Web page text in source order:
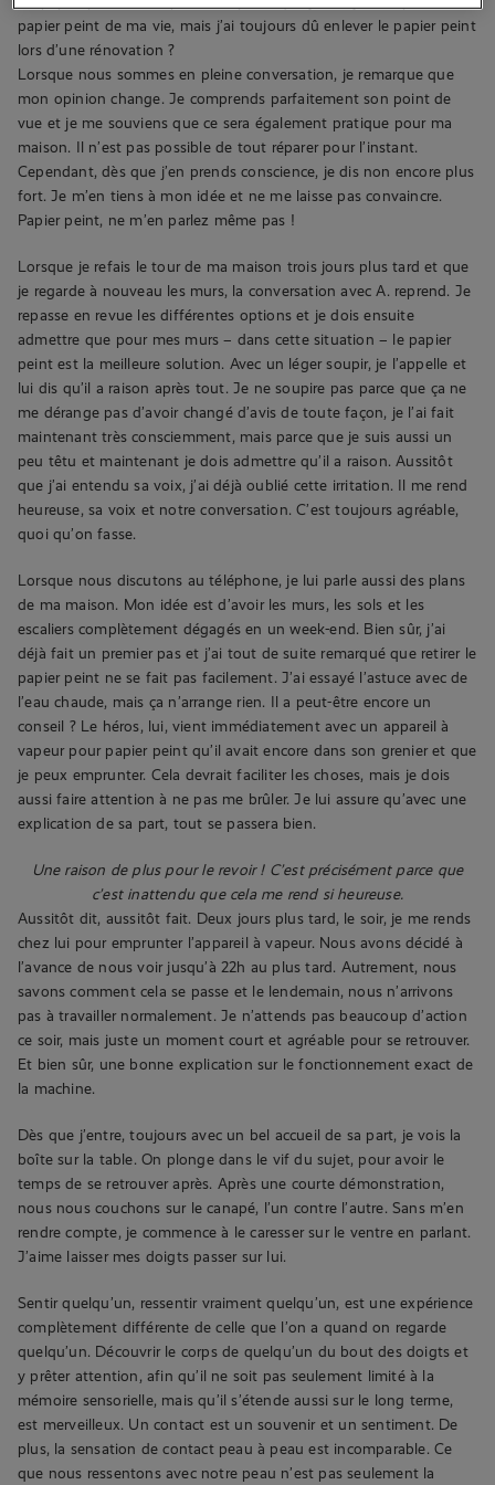
papier peint de ma vie, mais j’ai toujours dû enlever le papier peint
lors d’une rénovation ?
Lorsque nous sommes en pleine conversation, je remarque que
mon opinion change. Je comprends parfaitement son point de
vue et je me souviens que ce sera également pratique pour ma
maison. Il n’est pas possible de tout réparer pour l’instant.
Cependant, dès que j’en prends conscience, je dis non encore plus
fort. Je m’en tiens à mon idée et ne me laisse pas convaincre.
Papier peint, ne m’en parlez même pas !
Lorsque je refais le tour de ma maison trois jours plus tard et que
je regarde à nouveau les murs, la conversation avec A. reprend. Je
repasse en revue les différentes options et je dois ensuite
admettre que pour mes murs – dans cette situation – le papier
peint est la meilleure solution. Avec un léger soupir, je l’appelle et
lui dis qu’il a raison après tout. Je ne soupire pas parce que ça ne
me dérange pas d’avoir changé d’avis de toute façon, je l’ai fait
maintenant très consciemment, mais parce que je suis aussi un
peu têtu et maintenant je dois admettre qu’il a raison. Aussitôt
que j’ai entendu sa voix, j’ai déjà oublié cette irritation. Il me rend
heureuse, sa voix et notre conversation. C’est toujours agréable,
quoi qu’on fasse.
Lorsque nous discutons au téléphone, je lui parle aussi des plans
de ma maison. Mon idée est d’avoir les murs, les sols et les
escaliers complètement dégagés en un week-end. Bien sûr, j’ai
déjà fait un premier pas et j’ai tout de suite remarqué que retirer le
papier peint ne se fait pas facilement. J’ai essayé l’astuce avec de
l’eau chaude, mais ça n’arrange rien. Il a peut-être encore un
conseil ? Le héros, lui, vient immédiatement avec un appareil à
vapeur pour papier peint qu’il avait encore dans son grenier et que
je peux emprunter. Cela devrait faciliter les choses, mais je dois
aussi faire attention à ne pas me brûler. Je lui assure qu’avec une
explication de sa part, tout se passera bien.
Une raison de plus pour le revoir ! C’est précisément parce que
c’est inattendu que cela me rend si heureuse.
Aussitôt dit, aussitôt fait. Deux jours plus tard, le soir, je me rends
chez lui pour emprunter l’appareil à vapeur. Nous avons décidé à
l’avance de nous voir jusqu’à 22h au plus tard. Autrement, nous
savons comment cela se passe et le lendemain, nous n’arrivons
pas à travailler normalement. Je n’attends pas beaucoup d’action
ce soir, mais juste un moment court et agréable pour se retrouver.
Et bien sûr, une bonne explication sur le fonctionnement exact de
la machine.
Dès que j’entre, toujours avec un bel accueil de sa part, je vois la
boîte sur la table. On plonge dans le vif du sujet, pour avoir le
temps de se retrouver après. Après une courte démonstration,
nous nous couchons sur le canapé, l’un contre l’autre. Sans m’en
rendre compte, je commence à le caresser sur le ventre en parlant.
J’aime laisser mes doigts passer sur lui.
Sentir quelqu’un, ressentir vraiment quelqu’un, est une expérience
complètement différente de celle que l’on a quand on regarde
quelqu’un. Découvrir le corps de quelqu’un du bout des doigts et
y prêter attention, afin qu’il ne soit pas seulement limité à la
mémoire sensorielle, mais qu’il s’étende aussi sur le long terme,
est merveilleux. Un contact est un souvenir et un sentiment. De
plus, la sensation de contact peau à peau est incomparable. Ce
que nous ressentons avec notre peau n’est pas seulement la